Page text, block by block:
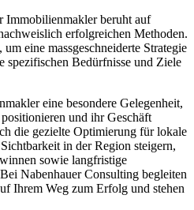
Immobilienmakler beruht auf
erfolgreichen Methoden.
eine massgeschneiderte Strategie
spezifischen Bedürfnisse und Ziele
eine besondere Gelegenheit,
und ihr Geschäft
die gezielte Optimierung für lokale
in der Region steigern,
sowie langfristige
Nabenhauer Consulting begleiten
Ihrem Weg zum Erfolg und stehen